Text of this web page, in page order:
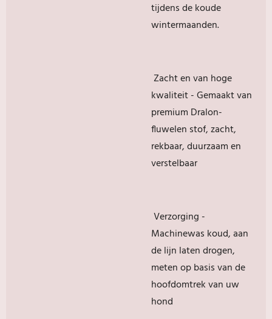
tijdens de koude
wintermaanden.
Zacht en van hoge
kwaliteit - Gemaakt van
premium Dralon-
fluwelen stof, zacht,
rekbaar, duurzaam en
verstelbaar
Verzorging -
Machinewas koud, aan
de lijn laten drogen,
meten op basis van de
hoofdomtrek van uw
hond